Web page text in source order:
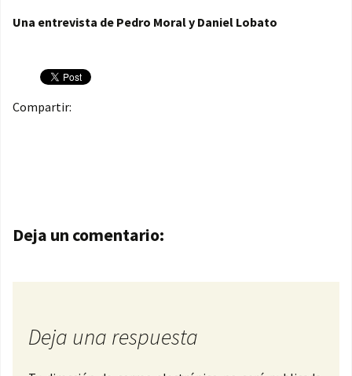
Una entrevista de Pedro Moral y Daniel Lobato
Compartir:
Navegación de entradas
Deja un comentario:
Deja una respuesta